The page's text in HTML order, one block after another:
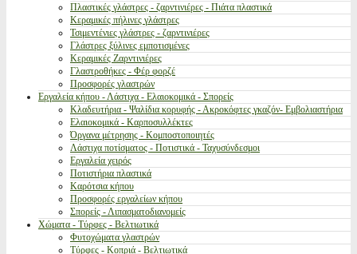
Πλαστικές γλάστρες - ζαρντινιέρες - Πιάτα πλαστικά
Κεραμικές πήλινες γλάστρες
Τσιμεντένιες γλάστρες - ζαρντινιέρες
Γλάστρες ξύλινες εμποτισμένες
Κεραμικές Ζαρντινιέρες
Γλαστροθήκες - Φέρ φορζέ
Προσφορές γλαστρών
Εργαλεία κήπου - Λάστιχα - Ελαιοκομικά - Σπορείς
Κλαδευτήρια - Ψαλίδια κορυφής - Ακροκόφτες γκαζόν- Εμβολιαστήρια
Ελαιοκομικά - Καρποσυλλέκτες
Όργανα μέτρησης - Κομποστοποιητές
Λάστιχα ποτίσματος - Ποτιστικά - Ταχυσύνδεσμοι
Εργαλεία χειρός
Ποτιστήρια πλαστικά
Καρότσια κήπου
Προσφορές εργαλείων κήπου
Σπορείς - Λιπασματοδιανομείς
Χώματα - Τύρφες - Βελτιωτικά
Φυτοχώματα γλαστρών
Τύρφες - Κοπριά - Βελτιωτικά